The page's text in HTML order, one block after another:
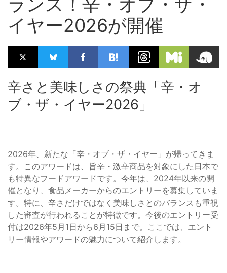
イヤー2026が開催
辛さと美味しさの祭典「辛・オ
ブ・ザ・イヤー2026」
2026年、新たな「辛・オブ・ザ・イヤー」が帰ってきま
す。このアワードは、旨辛・激辛商品を対象にした日本で
も特異なフードアワードです。今年は、2024年以来の開
催となり、食品メーカーからのエントリーを募集していま
す。特に、辛さだけではなく美味しさとのバランスも重視
した審査が行われることが特徴です。今後のエントリー受
付は2026年5月1日から6月15日まで。ここでは、エント
リー情報やアワードの魅力について紹介します。